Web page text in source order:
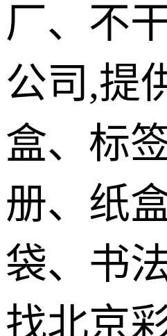
厂、不
公司,提
盒、标
册、纸
袋、书
找北京
布购物袋印
无碳复写信
联印刷